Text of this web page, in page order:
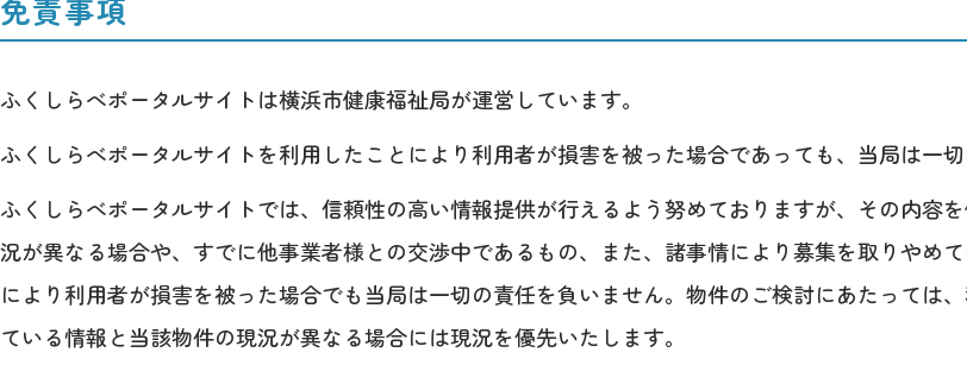
免責事項
ふくしらべポータルサイトは横浜市健康福祉局が運営しています。
ふくしらべポータルサイトを利用したことにより利用者が損害を被った場合であっても、当局は一切
ふくしらべポータルサイトでは、信頼性の高い情報提供が行えるよう努めておりますが、その内容
況が異なる場合や、すでに他事業者様との交渉中であるもの、また、諸事情により募集を取りやめ
により利用者が損害を被った場合でも当局は一切の責任を負いません。物件のご検討にあたっては
ている情報と当該物件の現況が異なる場合には現況を優先いたします。